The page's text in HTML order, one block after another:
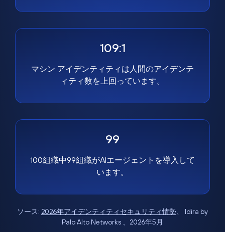
109:1
マシン アイデンティティは人間のアイデンテ
ィティ数を上回っています。
99
100組織中99組織がAIエージェントを導入して
います。
ソース: 2026年アイデンティティセキュリティ情勢、 Idira by
Palo Alto Networks 、2026年5月